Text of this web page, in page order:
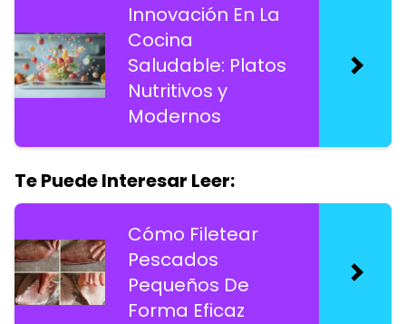
Innovación En La
Cocina
Saludable: Platos
Nutritivos y
Modernos
Te Puede Interesar Leer:
Cómo Filetear
Pescados
Pequeños De
Forma Eficaz